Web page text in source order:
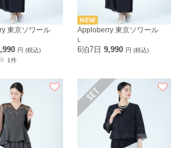
東京ソワール
円 (税込)
1件
Apploberry 東京ソワール
L
6泊7日 9,990 円 (税込)